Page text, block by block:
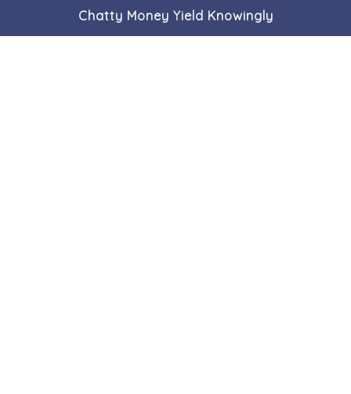
Chatty Money Yield Knowingly